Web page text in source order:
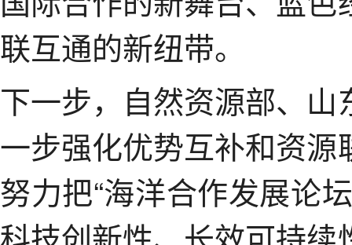
联互通的新纽带。
下一步，自然资源部、
一步强化优势互补和资
努力把“海洋合作发展论